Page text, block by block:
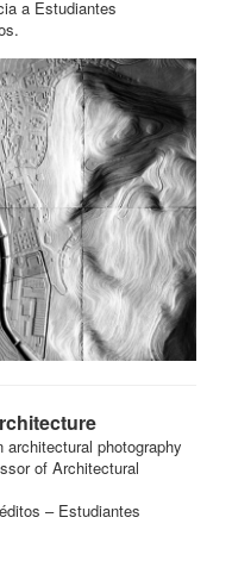
a Estudiantes
photography
of Architectural
– Estudiantes